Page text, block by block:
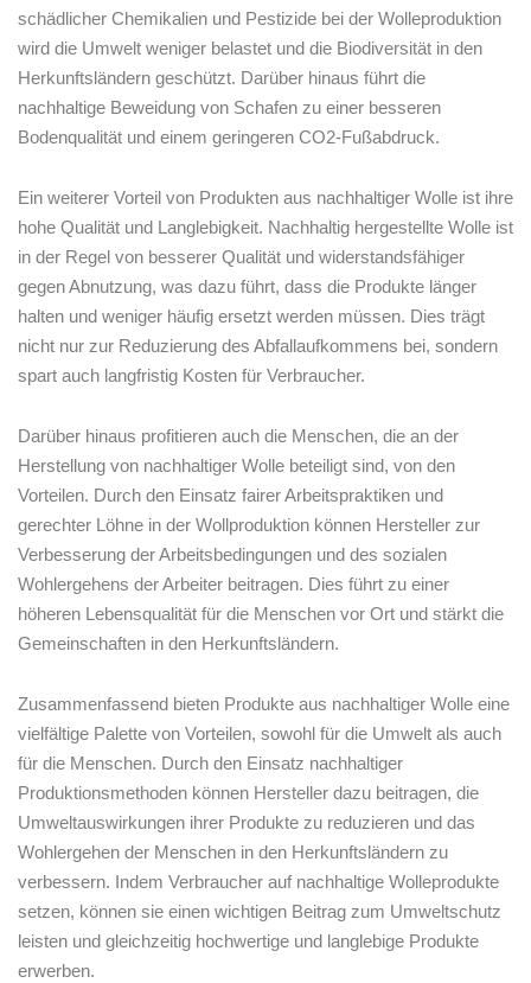
schädlicher‍ Chemikalien und Pestizide bei ‌der Wolleproduktion
wird die Umwelt weniger⁤ belastet und die Biodiversität in den
Herkunftsländern geschützt. Darüber ⁤hinaus führt‌ die
nachhaltige ⁣Beweidung von Schafen zu einer besseren
Bodenqualität und einem geringeren CO2-Fußabdruck.
Ein weiterer Vorteil von Produkten aus nachhaltiger Wolle ist ihre
hohe Qualität und Langlebigkeit. Nachhaltig hergestellte Wolle ‍ist
in der ‌Regel von ​besserer Qualität und ​widerstandsfähiger
gegen Abnutzung, was dazu ​führt, dass die Produkte länger
‍halten und​ weniger häufig ersetzt werden müssen. Dies trägt⁤
nicht nur zur Reduzierung des ⁤Abfallaufkommens ⁢bei, sondern
spart auch​ langfristig‌ Kosten für ‌Verbraucher.
Darüber hinaus profitieren auch die Menschen, die⁤ an der
Herstellung von nachhaltiger Wolle beteiligt sind,⁤ von‍ den
Vorteilen.‌ Durch den Einsatz fairer Arbeitspraktiken und
⁤gerechter‌ Löhne in der​ Wollproduktion können Hersteller zur⁤
Verbesserung der Arbeitsbedingungen⁤ und des​ sozialen
Wohlergehens der Arbeiter​ beitragen. Dies führt zu einer
höheren Lebensqualität für die Menschen vor Ort und⁤ stärkt die
Gemeinschaften in den Herkunftsländern.
Zusammenfassend bieten Produkte aus nachhaltiger Wolle⁣ eine⁢
vielfältige Palette von Vorteilen, sowohl für die‍ Umwelt als auch⁢
für die Menschen. Durch den Einsatz nachhaltiger⁤
Produktionsmethoden ‌können Hersteller dazu beitragen, die
Umweltauswirkungen‍ ihrer ​Produkte zu reduzieren‌ und⁤ das
Wohlergehen der‍ Menschen in den Herkunftsländern zu
verbessern.‍ Indem​ Verbraucher ‍auf nachhaltige Wolleprodukte
setzen, können⁤ sie einen⁢ wichtigen Beitrag zum Umweltschutz
leisten‌ und ‌gleichzeitig hochwertige und langlebige Produkte
‌erwerben.⁣